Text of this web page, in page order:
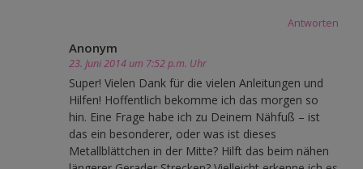
Antworten
Anonym
23. Juni 2014 um 7:52 p.m. Uhr
Super! Vielen Dank für die vielen Anleitungen und
Hilfen! Hoffentlich bekomme ich das morgen so
hin. Eine Frage habe ich zu Deinem Nähfuß – ist
das ein besonderer, oder was ist dieses
Metallblättchen in der Mitte? Hilft das beim nähen